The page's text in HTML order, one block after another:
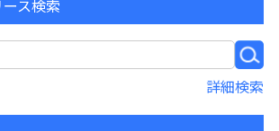
ス検索
詳細検索